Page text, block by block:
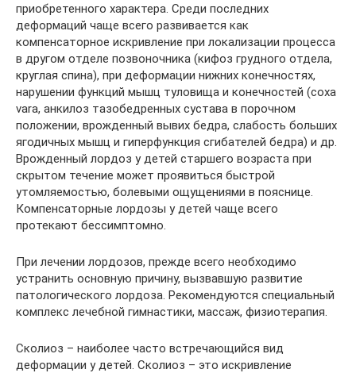
приобретенного характера. Среди последних
деформаций чаще всего развивается как
компенсаторное искривление при локализации процесса
в другом отделе позвоночника (кифоз грудного отдела,
круглая спина), при деформации нижних конечностях,
нарушении функций мышц туловища и конечностей (coxa
vara, анкилоз тазобедренных сустава в порочном
положении, врожденный вывих бедра, слабость больших
ягодичных мышц и гиперфункция сгибателей бедра) и др.
Врожденный лордоз у детей старшего возраста при
скрытом течение может проявиться быстрой
утомляемостью, болевыми ощущениями в пояснице.
Компенсаторные лордозы у детей чаще всего
протекают бессимптомно.
При лечении лордозов, прежде всего необходимо
устранить основную причину, вызвавшую развитие
патологического лордоза. Рекомендуются специальный
комплекс лечебной гимнастики, массаж, физиотерапия.
Сколиоз – наиболее часто встречающийся вид
деформации у детей. Сколиоз – это искривление